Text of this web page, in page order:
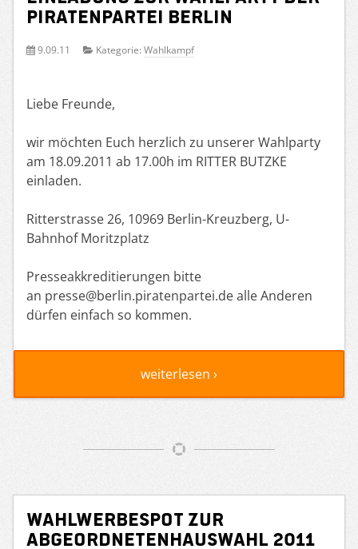
Piratenpartei Berlin
9.09.11 Kategorie: Wahlkampf
Liebe Freunde,
wir möchten Euch herzlich zu unserer Wahlparty
am 18.09.2011 ab 17.00h im RITTER BUTZKE
einladen.
Ritterstrasse 26, 10969 Berlin-Kreuzberg, U-
Bahnhof Moritzplatz
Presseakkreditierungen bitte
an presse@berlin.piratenpartei.de alle Anderen
dürfen einfach so kommen.
weiterlesen ›
Wahlwerbespot zur
Abgeordnetenhauswahl 2011